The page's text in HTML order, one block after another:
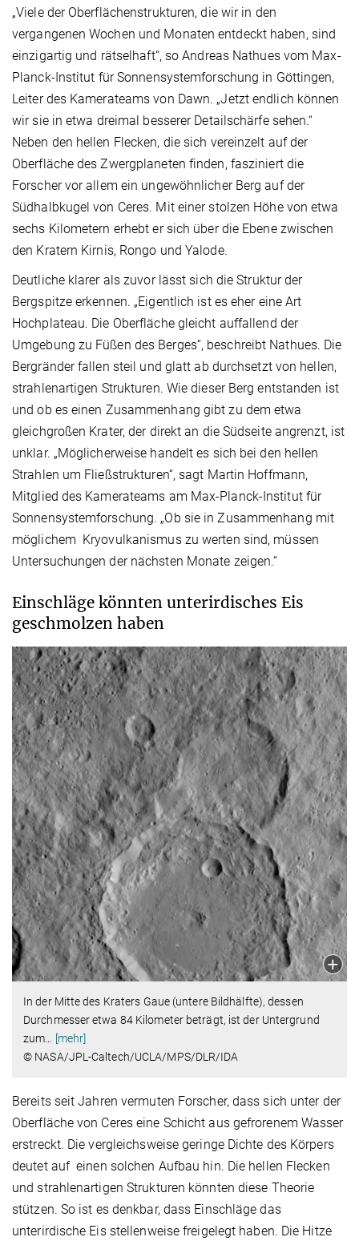
„Viele der Oberflächenstrukturen, die wir in den
vergangenen Wochen und Monaten entdeckt haben, sind
einzigartig und rätselhaft“, so Andreas Nathues vom Max-
Planck-Institut für Sonnensystemforschung in Göttingen,
Leiter des Kamerateams von Dawn. „Jetzt endlich können
wir sie in etwa dreimal besserer Detailschärfe sehen.“
Neben den hellen Flecken, die sich vereinzelt auf der
Oberfläche des Zwergplaneten finden, fasziniert die
Forscher vor allem ein ungewöhnlicher Berg auf der
Südhalbkugel von Ceres. Mit einer stolzen Höhe von etwa
sechs Kilometern erhebt er sich über die Ebene zwischen
den Kratern Kirnis, Rongo und Yalode.
Deutliche klarer als zuvor lässt sich die Struktur der
Bergspitze erkennen. „Eigentlich ist es eher eine Art
Hochplateau. Die Oberfläche gleicht auffallend der
Umgebung zu Füßen des Berges“, beschreibt Nathues. Die
Bergränder fallen steil und glatt ab durchsetzt von hellen,
strahlenartigen Strukturen. Wie dieser Berg entstanden ist
und ob es einen Zusammenhang gibt zu dem etwa
gleichgroßen Krater, der direkt an die Südseite angrenzt, ist
unklar. „Möglicherweise handelt es sich bei den hellen
Strahlen um Fließstrukturen“, sagt Martin Hoffmann,
Mitglied des Kamerateams am Max-Planck-Institut für
Sonnensystemforschung. „Ob sie in Zusammenhang mit
möglichem Kryovulkanismus zu werten sind, müssen
Untersuchungen der nächsten Monate zeigen.“
Einschläge könnten unterirdisches Eis
geschmolzen haben
In der Mitte des Kraters Gaue (untere Bildhälfte), dessen
Durchmesser etwa 84 Kilometer beträgt, ist der Untergrund
zum… [mehr]
© NASA/JPL-Caltech/UCLA/MPS/DLR/IDA
Bereits seit Jahren vermuten Forscher, dass sich unter der
Oberfläche von Ceres eine Schicht aus gefrorenem Wasser
erstreckt. Die vergleichsweise geringe Dichte des Körpers
deutet auf einen solchen Aufbau hin. Die hellen Flecken
und strahlenartigen Strukturen könnten diese Theorie
stützen. So ist es denkbar, dass Einschläge das
unterirdische Eis stellenweise freigelegt haben. Die Hitze